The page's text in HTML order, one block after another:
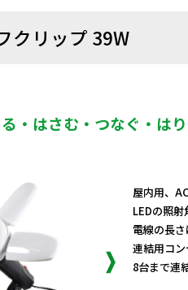
クリップ 39W
・はさむ・つなぐ・は
屋内用、
LEDの照射
電線の長さ
連結用コン
8台まで連